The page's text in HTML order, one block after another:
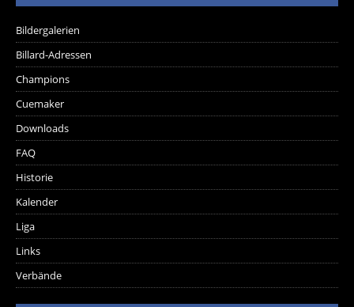
Bildergalerien
Billard-Adressen
Champions
Cuemaker
Downloads
FAQ
Historie
Kalender
Liga
Links
Verbände